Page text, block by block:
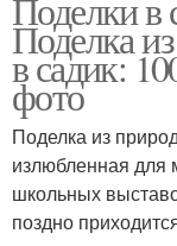
Поделка
в садик:
фото
Поделка из
излюбленная для
школьных
поздно